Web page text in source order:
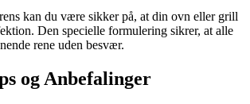
kan du være sikker på, at din ovn eller grill
Den specielle formulering sikrer, at alle
rene uden besvær.
og Anbefalinger